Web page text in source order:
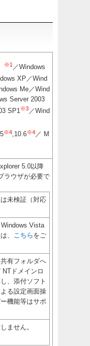
※1 ／Windows
XP／Wind
Me／Wind
Server 2003
SP1 ※3 ／Wind
※4,10.6※4／ M
5.0以降
ラウザが必要で
未検証（対応
Vista
、 こちらをご
有フォルダへ
ドメインロ
、添付ソフト
る設定画面操
機能等はサポ
ません。